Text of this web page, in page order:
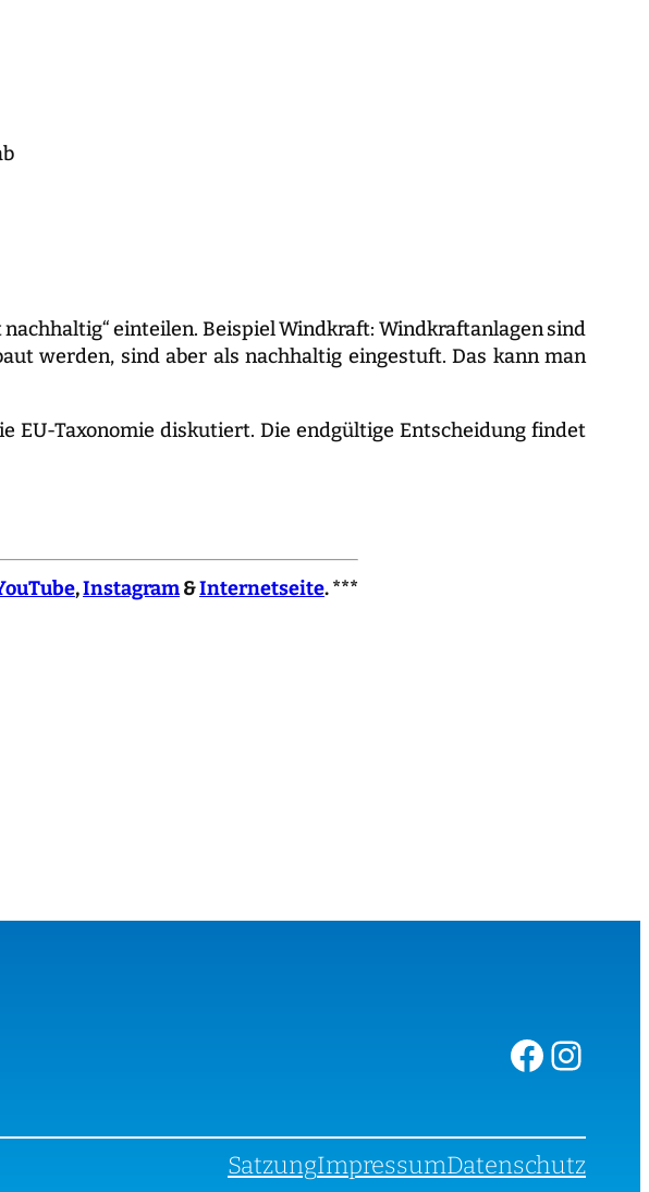
einteilen. Beispiel Windkraft: Windkraftanlagen sind
werden, sind aber als nachhaltig eingestuft. Das kann man
EU-Taxonomie diskutiert. Die endgültige Entscheidung findet
,Instagram&Internetseite. ***
Facebook Instagram
SatzungImpressumDatenschutz